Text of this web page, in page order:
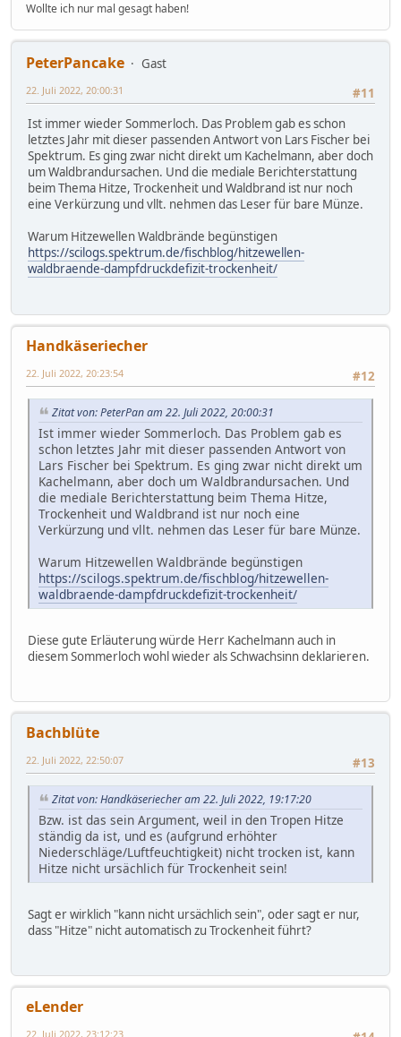
Wollte ich nur mal gesagt haben!
PeterPancake
Gast
#11
22. Juli 2022, 20:00:31
Ist immer wieder Sommerloch. Das Problem gab es schon
letztes Jahr mit dieser passenden Antwort von Lars Fischer bei
Spektrum. Es ging zwar nicht direkt um Kachelmann, aber doch
um Waldbrandursachen. Und die mediale Berichterstattung
beim Thema Hitze, Trockenheit und Waldbrand ist nur noch
eine Verkürzung und vllt. nehmen das Leser für bare Münze.
Warum Hitzewellen Waldbrände begünstigen
https://scilogs.spektrum.de/fischblog/hitzewellen-
waldbraende-dampfdruckdefizit-trockenheit/
Handkäseriecher
#12
22. Juli 2022, 20:23:54
Zitat von: PeterPan am 22. Juli 2022, 20:00:31
Ist immer wieder Sommerloch. Das Problem gab es
schon letztes Jahr mit dieser passenden Antwort von
Lars Fischer bei Spektrum. Es ging zwar nicht direkt um
Kachelmann, aber doch um Waldbrandursachen. Und
die mediale Berichterstattung beim Thema Hitze,
Trockenheit und Waldbrand ist nur noch eine
Verkürzung und vllt. nehmen das Leser für bare Münze.
Warum Hitzewellen Waldbrände begünstigen
https://scilogs.spektrum.de/fischblog/hitzewellen-
waldbraende-dampfdruckdefizit-trockenheit/
Diese gute Erläuterung würde Herr Kachelmann auch in
diesem Sommerloch wohl wieder als Schwachsinn deklarieren.
Bachblüte
#13
22. Juli 2022, 22:50:07
Zitat von: Handkäseriecher am 22. Juli 2022, 19:17:20
Bzw. ist das sein Argument, weil in den Tropen Hitze
ständig da ist, und es (aufgrund erhöhter
Niederschläge/Luftfeuchtigkeit) nicht trocken ist, kann
Hitze nicht ursächlich für Trockenheit sein!
Sagt er wirklich "kann nicht ursächlich sein", oder sagt er nur,
dass "Hitze" nicht automatisch zu Trockenheit führt?
eLender
22. Juli 2022, 23:12:23